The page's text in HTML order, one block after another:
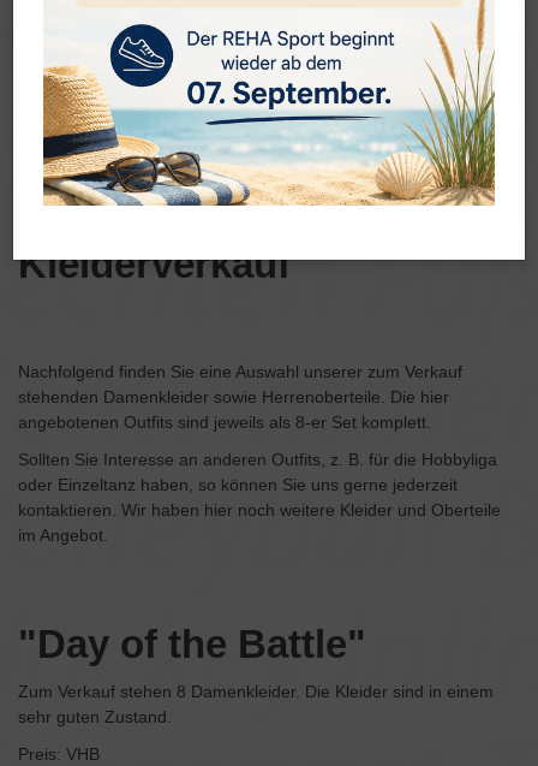
Kleiderverkauf
Nachfolgend finden Sie eine Auswahl unserer zum Verkauf
stehenden Damenkleider sowie Herrenoberteile. Die hier
angebotenen Outfits sind jeweils als 8-er Set komplett.
Sollten Sie Interesse an anderen Outfits, z. B. für die Hobbyliga
oder Einzeltanz haben, so können Sie uns gerne jederzeit
kontaktieren. Wir haben hier noch weitere Kleider und Oberteile
im Angebot.
"Day of the Battle"
Zum Verkauf stehen 8 Damenkleider. Die Kleider sind in einem
sehr guten Zustand.
Preis: VHB